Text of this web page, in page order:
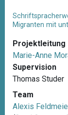
Migranten mit
Projektleitung
Marie-Anne
Supervision
Thomas Studer
Team
Alexis